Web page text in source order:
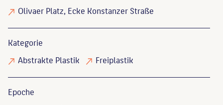
Olivaer Platz, Ecke Konstanzer Straße
Kategorie
Abstrakte Plastik
Freiplastik
Epoche